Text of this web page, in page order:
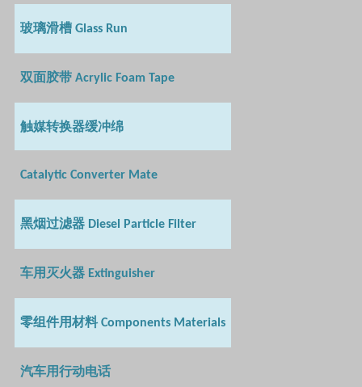
玻璃滑槽 Glass Run
双面胶带 Acrylic Foam Tape
触媒转换器缓冲绵
Catalytic Converter Mate
黑烟过滤器 Diesel Particle Filter
车用灭火器 Extinguisher
零组件用材料 Components Materials
汽车用行动电话